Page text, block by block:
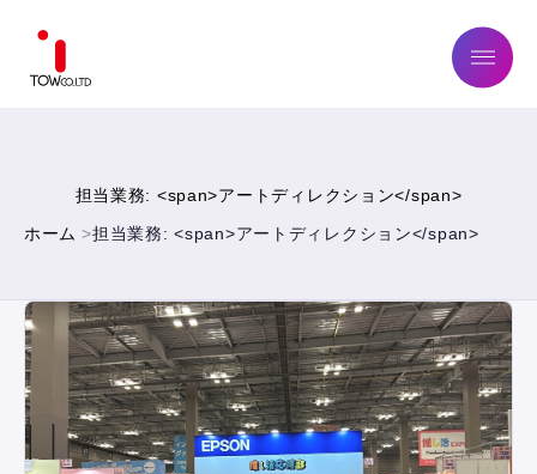
SERVICE
MAGAZINE
COMPANY
NEWS
担当業務: <span>アートディレクション</span>
ホーム
担当業務: <span>アートディレクション</span>